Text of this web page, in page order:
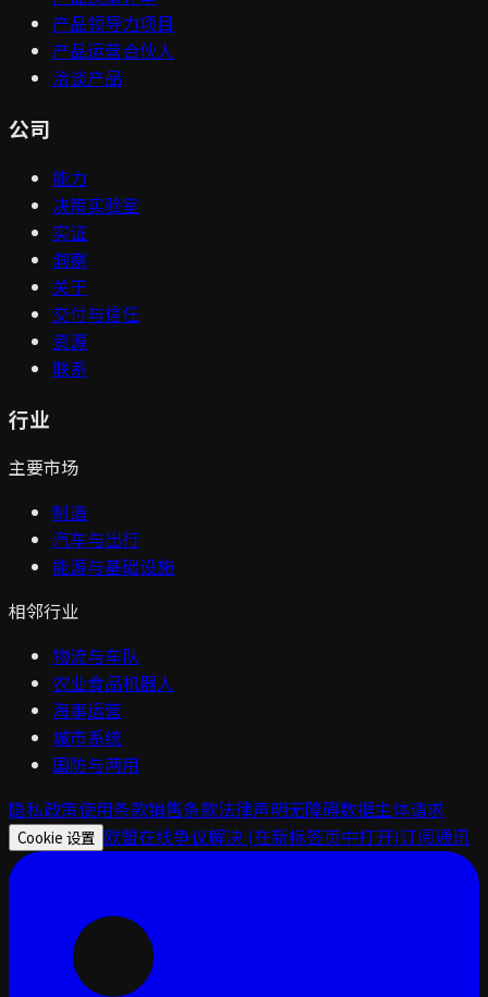
产品领导力项目
产品运营合伙人
洽谈产品
公司
能力
决策实验室
实证
洞察
关于
交付与信任
资源
联系
行业
主要市场
制造
汽车与出行
能源与基础设施
相邻行业
物流与车队
农业食品机器人
海事运营
城市系统
国防与两用
隐私政策使用条款销售条款法律声明无障碍数据主体请求
Cookie 设置 欧盟在线争议解决 (在新标签页中打开)订阅通讯